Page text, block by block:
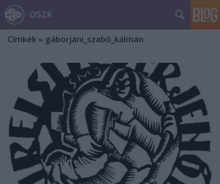
OSZK
Címkék » gáborjáni_szabó_kálmán